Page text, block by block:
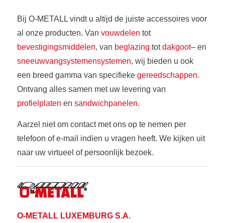
Bij O-METALL vindt u altijd de juiste accessoires voor
al onze producten. Van vouwdelen tot
bevestigingsmiddelen, van beglazing totdakgoot– en
sneeuwvangsystemensystemen, wij bieden u ook
een breed gamma van specifieke gereedschappen.
Ontvang alles samen met uw levering van
profielplaten en sandwichpanelen.
Aarzel niet om contact met ons op te nemen per
telefoon of e-mail indien u vragen heeft. We kijken uit
naar uw virtueel of persoonlijk bezoek.
O-METALL LUXEMBURG S.A.